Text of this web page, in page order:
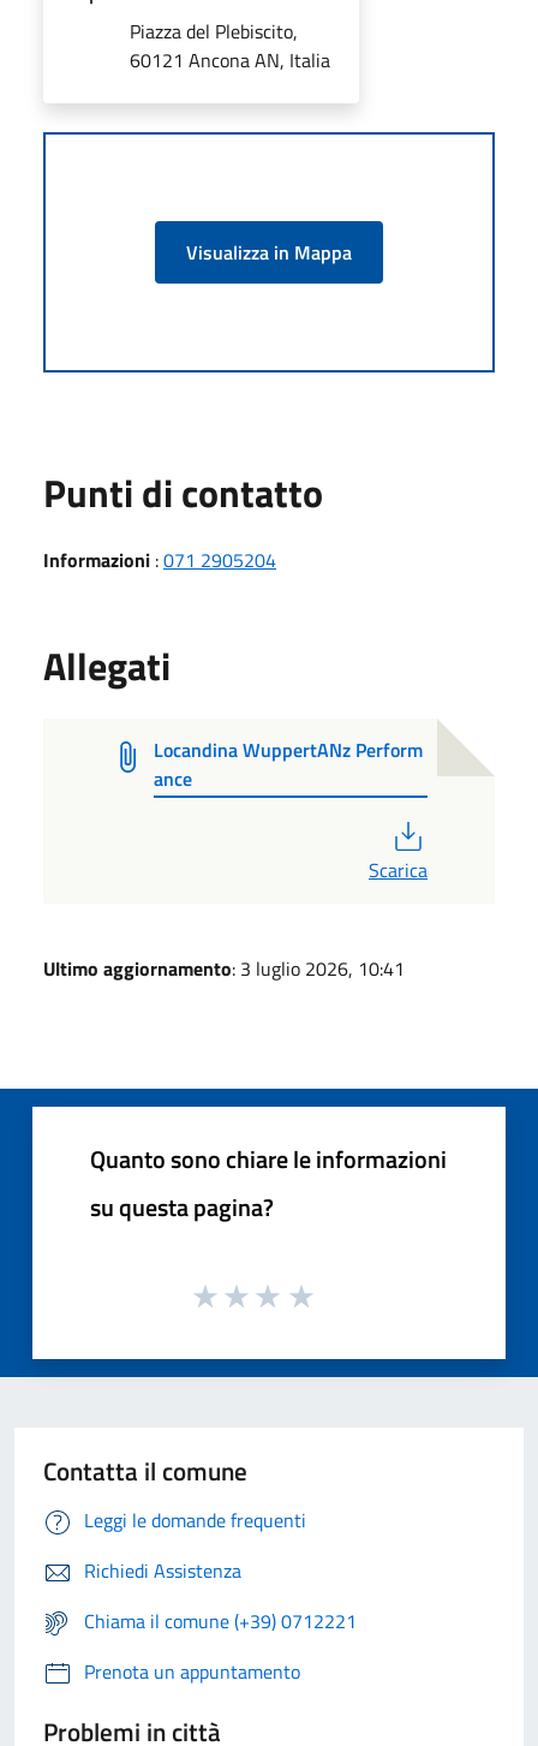
Piazza del Plebiscito,
60121 Ancona AN, Italia
Visualizza in Mappa
Punti di contatto
Informazioni :071 2905204
Allegati
Locandina WuppertANz Perform
ance
Scarica
Ultimo aggiornamento: 3 luglio 2026, 10:41
Quanto sono chiare le informazioni
su questa pagina?
Contatta il comune
Leggi le domande frequenti
Richiedi Assistenza
Chiama il comune (+39) 0712221
Prenota un appuntamento
Problemi in città